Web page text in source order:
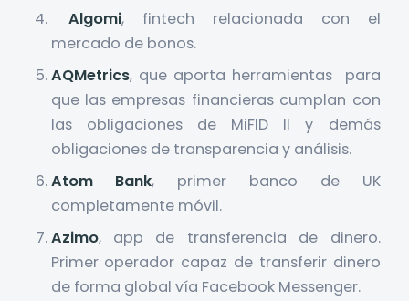
Algomi, fintech relacionada con el
mercado de bonos.
AQMetrics, que aporta herramientas para
que las empresas financieras cumplan con
las obligaciones de MiFID II y demás
obligaciones de transparencia y análisis.
Atom Bank, primer banco de UK
completamente móvil.
Azimo, app de transferencia de dinero.
Primer operador capaz de transferir dinero
de forma global vía Facebook Messenger.